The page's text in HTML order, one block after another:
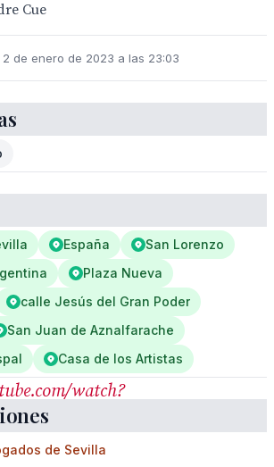
Cue
2 de enero de 2023 a las 23:03
watch?
España
San Lorenzo
Plaza Nueva
calle Jesús del Gran Poder
San Juan de Aznalfarache
Casa de los Artistas
de Sevilla